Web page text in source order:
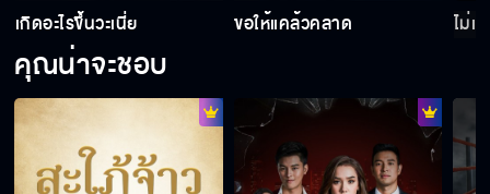
ไม่ต้องกินแล้วชาบู กินตีนกูนี่แหละ
เกิดอะไรขึ้นวะเนี่ย ขอให้แคล้วคลาด ไม่เ
คุณน่าจะชอบ